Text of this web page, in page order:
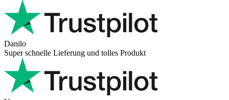
Danilo
Super schnelle Lieferung und tolles Produkt